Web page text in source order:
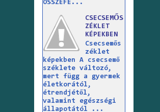
ÖSSZEFE...
CSECSEMŐS
ZÉKLET
KÉPEKBEN
Csecsemős
zéklet
képekben A csecsemő
széklete változó,
mert függ a gyermek
életkorától,
étrendjétől,
valamint egészségi
állapotától ...